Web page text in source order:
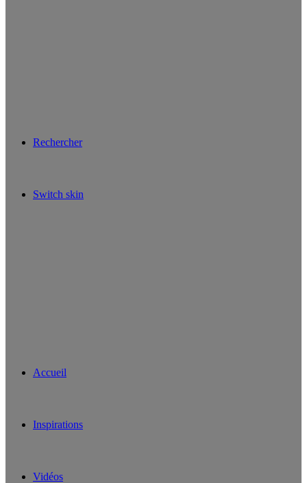
Rechercher
Switch skin
Accueil
Inspirations
Vidéos